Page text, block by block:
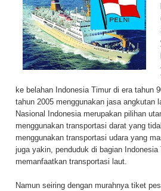
ke belahan Indonesia Timur di era tahun
tahun 2005 menggunakan jasa angkutan
Nasional Indonesia merupakan pilihan
menggunakan transportasi darat yang
menggunakan transportasi udara yang
juga yakin, penduduk di bagian Indonesia
memanfaatkan transportasi laut.
Namun seiring dengan murahnya tiket